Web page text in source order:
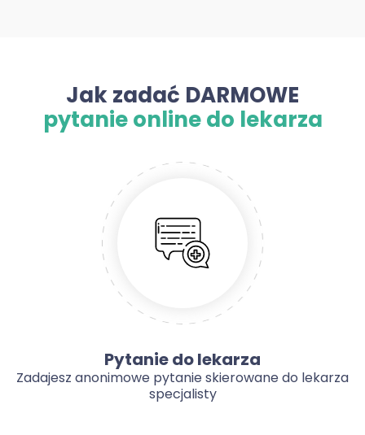
Jak zadać DARMOWE
pytanie online do lekarza
Pytanie do lekarza
Zadajesz anonimowe pytanie skierowane do lekarza
specjalisty